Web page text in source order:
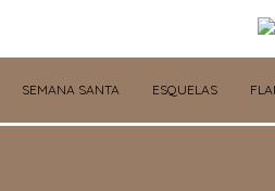
SEMANA SANTA ESQUELAS